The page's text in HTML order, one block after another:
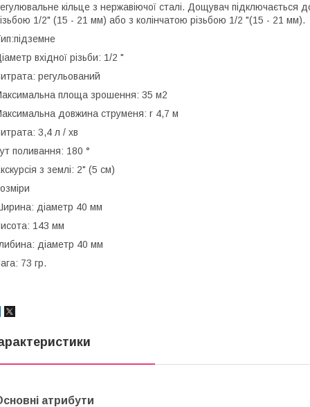
кільце з нержавіючої сталі. Дощувач
1/2" (15 - 21 мм) або з колінчатою різьбою 1/2 "(15 - 21 мм).
вхідної різьби: 1/2 "
регульований
площа зрошення: 35 м2
довжина струменя: r 4,7 м
3,4 л / хв
поливання: 180 °
з землі: 2" (5 см)
діаметр 40 мм
143 мм
діаметр 40 мм
73 гр.
атрибути